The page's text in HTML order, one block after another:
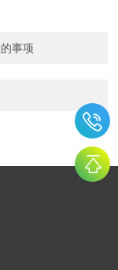
事项